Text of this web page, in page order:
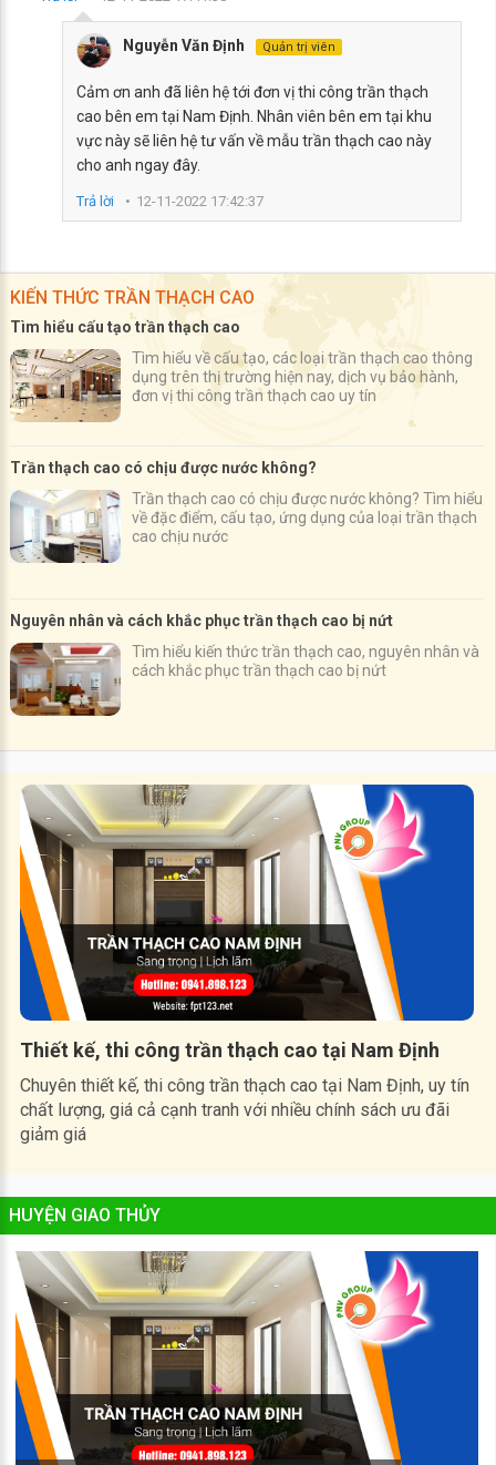
Nguyễn Văn Định Quản trị viên
Cảm ơn anh đã liên hệ tới đơn vị thi công trần thạch
cao bên em tại Nam Định. Nhân viên bên em tại khu
vực này sẽ liên hệ tư vấn về mẫu trần thạch cao này
cho anh ngay đây.
Trả lời 12-11-2022 17:42:37
KIẾN THỨC TRẦN THẠCH CAO
Tìm hiểu cấu tạo trần thạch cao
Tìm hiểu về cấu tạo, các loại trần thạch cao thông
dụng trên thị trường hiện nay, dịch vụ bảo hành,
đơn vị thi công trần thạch cao uy tín
Trần thạch cao có chịu được nước không?
Trần thạch cao có chịu được nước không? Tìm hiểu
về đặc điểm, cấu tạo, ứng dụng của loại trần thạch
cao chịu nước
Nguyên nhân và cách khắc phục trần thạch cao bị nứt
Tìm hiểu kiến thức trần thạch cao, nguyên nhân và
cách khắc phục trần thạch cao bị nứt
Thiết kế, thi công trần thạch cao tại Nam Định
Chuyên thiết kế, thi công trần thạch cao tại Nam Định, uy tín
chất lượng, giá cả cạnh tranh với nhiều chính sách ưu đãi
giảm giá
HUYỆN GIAO THỦY